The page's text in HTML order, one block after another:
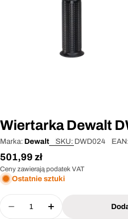
Wiertarka Dewalt
Marka: Dewalt SKU: DWD024 EAN:
Cena
regularna
501,99 zł
Ceny zawierają podatek VAT
Ostatnie sztuki
Ilość
Zmniejsz ilość dlaZwiększ ilość dla